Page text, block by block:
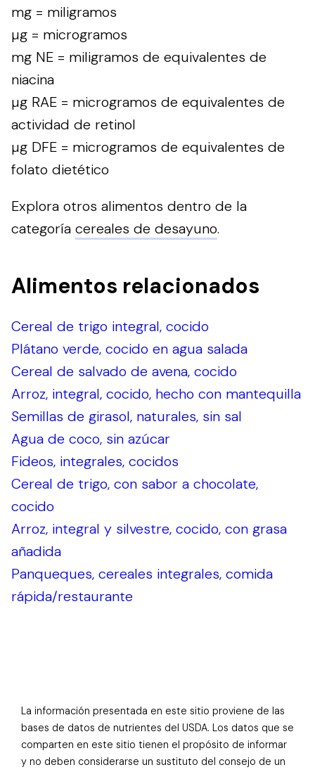
mg = miligramos
µg = microgramos
mg NE = miligramos de equivalentes de
niacina
µg RAE = microgramos de equivalentes de
actividad de retinol
µg DFE = microgramos de equivalentes de
folato dietético
Explora otros alimentos dentro de la
categoría cereales de desayuno.
Alimentos relacionados
Cereal de trigo integral, cocido
Plátano verde, cocido en agua salada
Cereal de salvado de avena, cocido
Arroz, integral, cocido, hecho con mantequilla
Semillas de girasol, naturales, sin sal
Agua de coco, sin azúcar
Fideos, integrales, cocidos
Cereal de trigo, con sabor a chocolate,
cocido
Arroz, integral y silvestre, cocido, con grasa
añadida
Panqueques, cereales integrales, comida
rápida/restaurante
La información presentada en este sitio proviene de las
bases de datos de nutrientes del USDA. Los datos que se
comparten en este sitio tienen el propósito de informar
y no deben considerarse un sustituto del consejo de un